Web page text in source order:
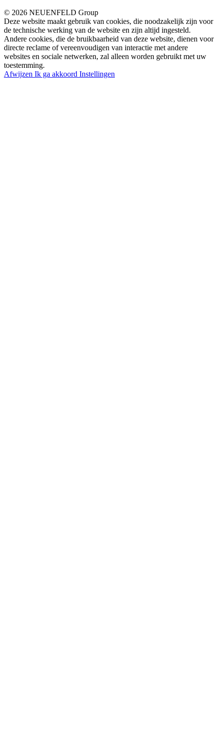
© 2026 NEUENFELD Group
Deze website maakt gebruik van cookies, die noodzakelijk zijn voor
de technische werking van de website en zijn altijd ingesteld.
Andere cookies, die de bruikbaarheid van deze website, dienen voor
directe reclame of vereenvoudigen van interactie met andere
websites en sociale netwerken, zal alleen worden gebruikt met uw
toestemming.
Afwijzen Ik ga akkoord Instellingen